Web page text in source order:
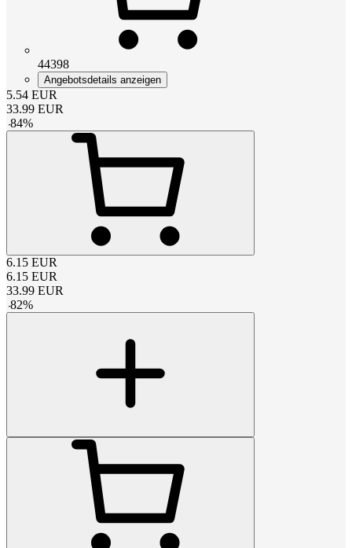
44398
Angebotsdetails anzeigen
5.54 EUR
33.99 EUR
-84%
6.15 EUR
6.15 EUR
33.99 EUR
-82%